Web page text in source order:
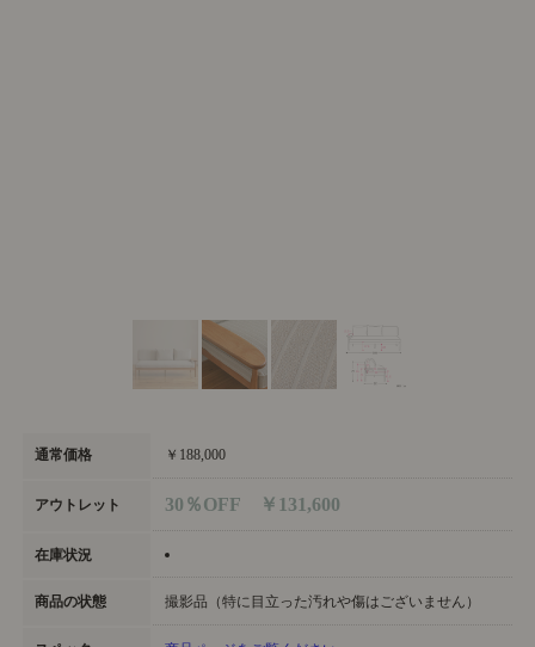
通常価格 ￥188,000
アウトレット 30％OFF ￥131,600
在庫状況
商品の状態 撮影品（特に目立った汚れや傷はございません）